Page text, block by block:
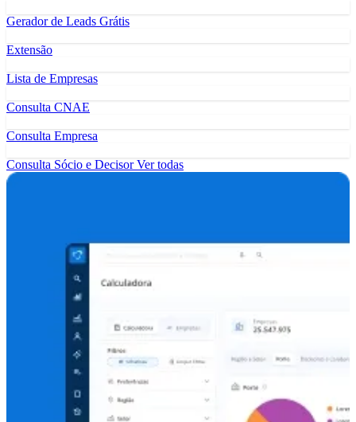
Gerador de Leads Grátis
Extensão
Lista de Empresas
Consulta CNAE
Consulta Empresa
Consulta Sócio e DecisorVer todas